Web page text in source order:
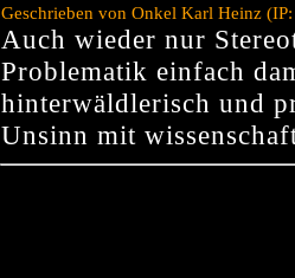
Geschrieben von Onkel Karl Heinz
Auch wieder nur
Problematik einfach
hinterwäldlerisch und
Unsinn mit